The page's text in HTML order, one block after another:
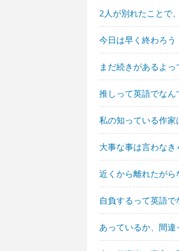
2人が別れたことで
今日は早く終わろう
まだ続きがあるよ
推しって英語でなん
私の知っている作
大事な事は言わな
近くから離れたがら
自負するって英語で
あっているか、間